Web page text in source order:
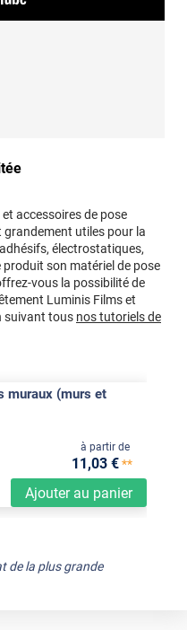
accessoires de pose
utiles pour la
électrostatiques,
son matériel de pose
vous la possibilité de
Luminis Films et
suivant tous nos tutoriels de
muraux (murs et
Ajouter au panier
à partir de
11 ,03 €**
de la plus grande